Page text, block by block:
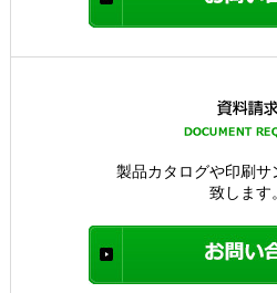
製品カタログや印刷サ
致します。